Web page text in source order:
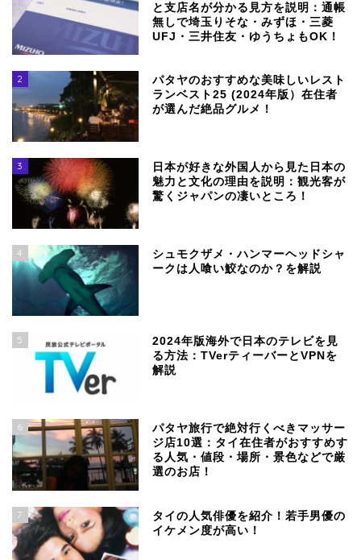
と支店名が分かる見方を説明：通帳
無しで埼玉りそな・みずほ・三菱
UFJ・三井住友・ゆうちょもOK！
2
パタヤのおすすめな美味しいレスト
ランベスト25 (2024年版）在住者
が選んだ絶品グルメ！
3
日本が好きな外国人から見た日本の
魅力と文化の理由を説明：観光客が
驚くジャパンの凄いところ！
4
シュモクザメ・ハンマーヘッドシャ
ークは人喰い鮫なのか？を解説
5
2024年版海外で日本のテレビを見
る方法：TVerティーバーとVPNを
解説
6
パタヤ旅行で絶対行くべきマッサー
ジ店10選：タイ在住者がおすすめす
る人気・値段・場所・景色などで厳
選のお店！
7
タイの人気俳優を紹介！若手男優の
イケメン度が高い！